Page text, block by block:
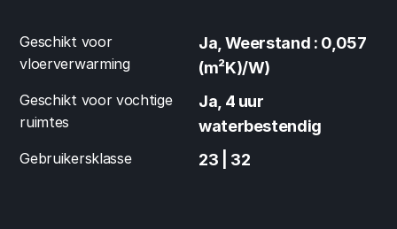
Geschikt voor
vloerverwarming
Ja, Weerstand : 0,057
(m²K)/W)
Geschikt voor vochtige
ruimtes
Ja, 4 uur
waterbestendig
Gebruikersklasse 23 | 32